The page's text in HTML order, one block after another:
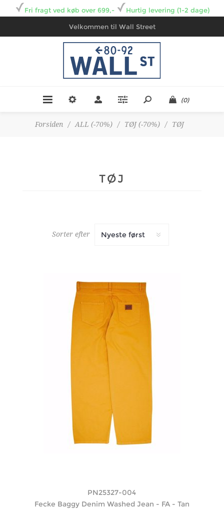
Fri fragt ved køb over 699,- Hurtig levering (1-2 dage)
Velkommen til Wall Street
(0)
Forsiden / ALL (-70%) / TØJ (-70%) / TØJ
TØJ
Sorter efter
PN25327-004
Fecke Baggy Denim Washed Jean - FA - Tan